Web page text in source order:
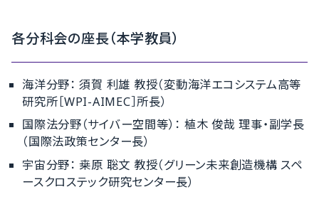
各分科会の座長（本学教員）
海洋分野： 須賀 利雄 教授（変動海洋エコシステム高等
研究所［WPI-AIMEC］所長）
国際法分野（サイバー空間等）： 植木 俊哉 理事・副学長
（国際法政策センター長）
宇宙分野： 桒原 聡文 教授（グリーン未来創造機構 スペ
ースクロステック研究センター長）